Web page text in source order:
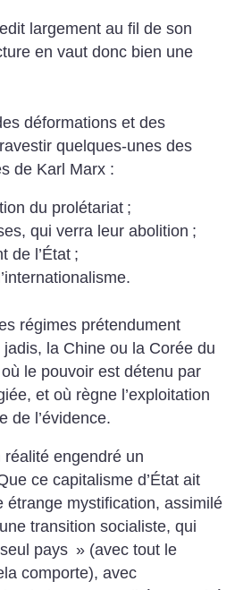
largement au fil de son
en vaut donc bien une
déformations et des
quelques-unes des
de Karl Marx :
du prolétariat ;
qui verra leur abolition ;
de l’État ;
régimes prétendument
jadis, la Chine ou la Corée du
le pouvoir est détenu par
et où règne l’exploitation
de l’évidence.
engendré un
ce capitalisme d’État ait
étrange mystification, assimilé
transition socialiste, qui
pays » (avec tout le
comporte), avec